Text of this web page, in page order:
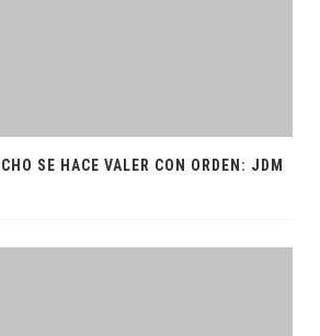
SE HACE VALER CON ORDEN: JDM